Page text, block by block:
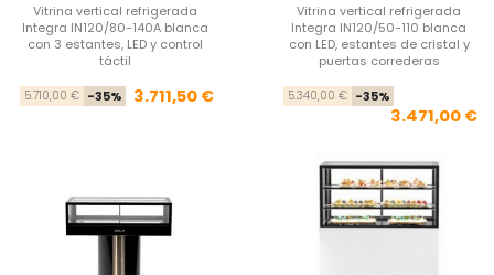
Vitrina vertical refrigerada
Integra IN120/80-140A blanca
con 3 estantes, LED y control
táctil
Precio base
5.710,00 € -35% Precio
3.711,50 €
Vitrina vertical refrigerada
Integra IN120/50-110 blanca
con LED, estantes de cristal y
puertas correderas
5.340,00 € -35%
3.471,00 €